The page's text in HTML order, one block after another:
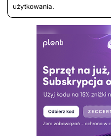
użytkowania.